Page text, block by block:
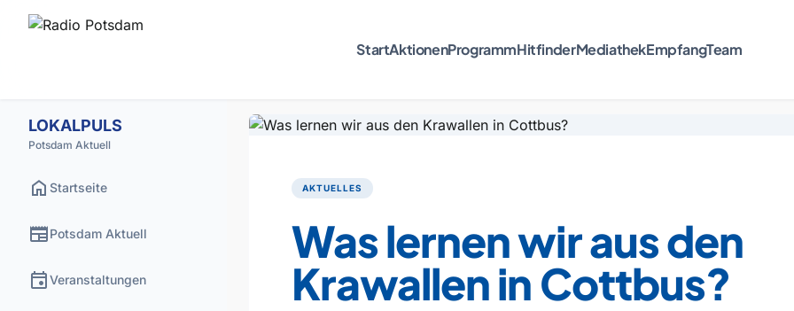
StartAktionenProgrammHitfinderMediathekEmpfangTeam
LOKALPULS
Potsdam Aktuell
home Startseite
newspaperPotsdam Aktuell
eventVeranstaltungen
AKTUELLES
Was lernen wir aus den
Krawallen in Cottbus?